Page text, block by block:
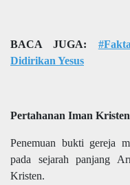
BACA JUGA:
Didirikan Yesus
Pertahanan Iman
Penemuan bukti gereja
pada sejarah panjang
Kristen.